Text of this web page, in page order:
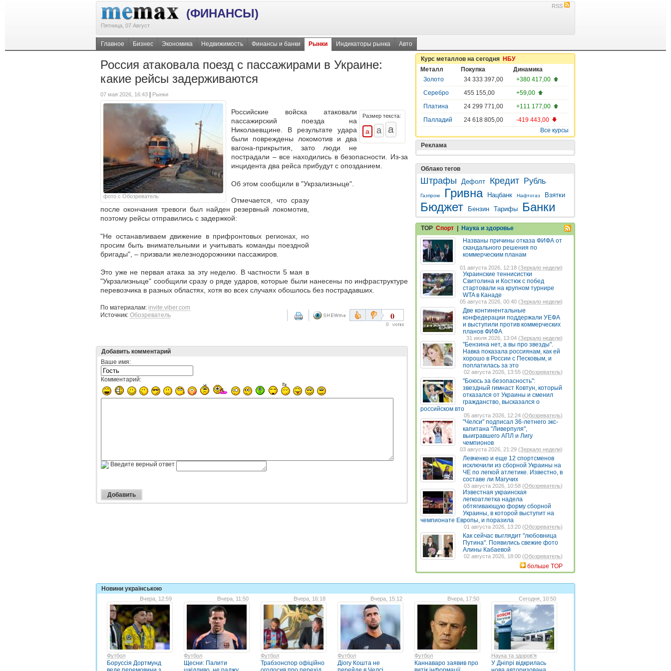
(ФИНАНСЫ)
Пятница, 07 Август
RSS
Главное Бизнес Экономика Недвижимость Финансы и банки Рынки Индикаторы рынка Авто
Россия атаковала поезд с пассажирами в Украине:
какие рейсы задерживаются
07 мая 2026, 16:43 Рынки
фото с Обозреватель
Размер текста:
Российские войска атаковали
пассажирский поезда на
Николаевщине. В результате удара
были повреждены локомотив и два
вагона-прикрытия, зато люди не
пострадали – все находились в безопасности. Из-за
инцидента два рейса прибудут с опозданием.
Об этом сообщили в "Укрзализныце".
Отмечается, что сразу
после окончания тревоги был найден резервный локомотив,
поэтому рейсы отправились с задержкой:
"Не останавливаем движение в прифронтовых регионах, но
просим быть внимательными и учитывать команды поездной
бригады", – призвали железнодорожники пассажиров.
Это уже не первая атака за эту неделю. В частности 5 мая в
"Укрзализныце" сообщили сразу о ряде ударов, которые были нанесены по инфраструктуре
перевозчика в разных областях, хотя во всех случаях обошлось без пострадавших.
По материалам: invite.viber.com
Источник: Обозреватель 0
0
Добавить комментарий
Ваше имя:
Комментарий:
Введите верный ответ
Курс металлов на сегодня НБУ
Металл
Покупка
Динамика
Золото
34 333 397,00
+380 417,00
Серебро
455 155,00
+59,00
Платина
24 299 771,00
+111 177,00
Палладий
24 618 805,00
-419 443,00
Все курсы
Реклама
Облако тегов
Штрафы Дефолт Кредит Рубль
Газпром Гривна Нацбанк Нафтогаз Взятки
Бюджет Бензин Тарифы Банки
TOP Спорт
Наука и здоровье
Названы причины отказа ФИФА от
скандального решения по
коммерческим планам
01 августа 2026, 12:18 (Зеркало недели)
Украинские теннисистки
Свитолина и Костюк с побед
стартовали на крупном турнире
WTA в Канаде
05 августа 2026, 00:40 (Зеркало недели)
Две континентальные
конфедерации поддержали УЕФА
и выступили против коммерческих
планов ФИФА
31 июля 2026, 13:04 (Зеркало недели)
"Бензина нет, а вы про звезды".
Навка показала россиянам, как ей
хорошо в России с Песковым, и
поплатилась за это
02 августа 2026, 13:55 (Обозреватель)
"Боюсь за безопасность":
звездный гимнаст Ковтун, который
отказался от Украины и сменил
гражданство, высказался о
российском вто
05 августа 2026, 12:24 (Обозреватель)
"Челси" подписал 36-летнего экс-
капитана "Ливерпуля",
выигравшего АПЛ и Лигу
чемпионов
03 августа 2026, 21:29 (Зеркало недели)
Левченко и еще 12 спортсменов
исключили из сборной Украины на
ЧЕ по легкой атлетике. Известно, в
составе ли Магучих
03 августа 2026, 10:58 (Обозреватель)
Известная украинская
легкоатлетка надела
обтягивающую форму сборной
Украины, в которой выступит на
чемпионате Европы, и поразила
01 августа 2026, 13:20 (Обозреватель)
Как сейчас выглядит "любовница
Путина". Появились свежие фото
Алины Кабаевой
02 августа 2026, 18:00 (Обозреватель)
больше TOP
Новини українською
Вчера, 12:59
Футбол
Боруссія Дортмунд
Вчера, 11:50
Футбол
Щесни: Палити
Вчера, 16:18
Футбол
Трабзонспор офіційно
Вчера, 15:12
Футбол
Діогу Кошта не
Вчера, 17:50
Футбол
Каннаваро заявив про
Сегодня, 10:50
Наука та здоров'я
У Дніпрі відкрилась